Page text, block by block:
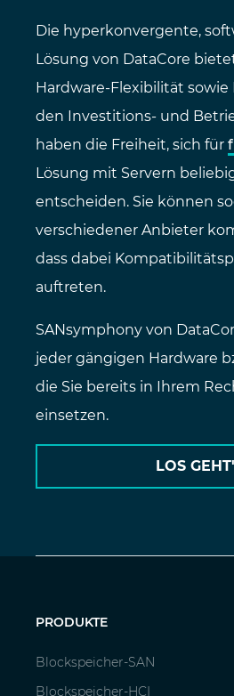
Die hyperkonvergente,
Lösung von DataCore
Hardware-Flexibilität
den Investitions- und
haben die Freiheit, sich für
Lösung mit Servern
entscheiden. Sie können
verschiedener Anbieter
dass dabei
auftreten.
SANsymphony von
jeder gängigen Hardware
die Sie bereits in Ihrem
einsetzen.
LOS
PRODUKTE
Blockspeicher-SAN
Blockspeicher-HCI